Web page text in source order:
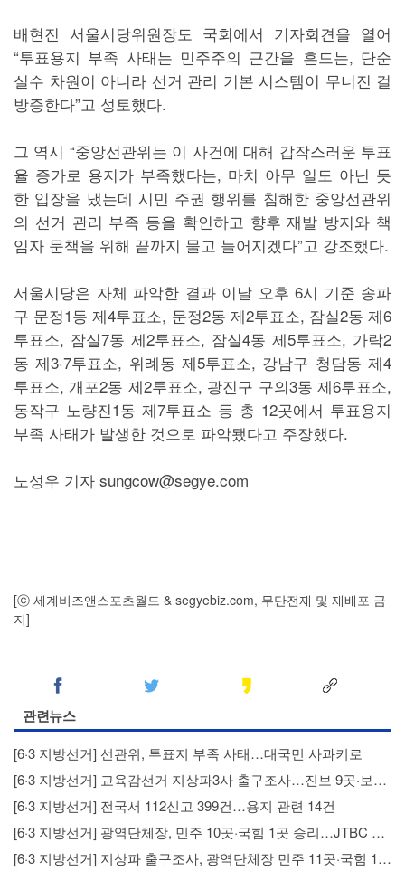
배현진 서울시당위원장도 국회에서 기자회견을 열어
“투표용지 부족 사태는 민주주의 근간을 흔드는, 단순
실수 차원이 아니라 선거 관리 기본 시스템이 무너진 걸
방증한다”고 성토했다.
그 역시 “중앙선관위는 이 사건에 대해 갑작스러운 투표
율 증가로 용지가 부족했다는, 마치 아무 일도 아닌 듯
한 입장을 냈는데 시민 주권 행위를 침해한 중앙선관위
의 선거 관리 부족 등을 확인하고 향후 재발 방지와 책
임자 문책을 위해 끝까지 물고 늘어지겠다”고 강조했다.
서울시당은 자체 파악한 결과 이날 오후 6시 기준 송파
구 문정1동 제4투표소, 문정2동 제2투표소, 잠실2동 제6
투표소, 잠실7동 제2투표소, 잠실4동 제5투표소, 가락2
동 제3·7투표소, 위례동 제5투표소, 강남구 청담동 제4
투표소, 개포2동 제2투표소, 광진구 구의3동 제6투표소,
동작구 노량진1동 제7투표소 등 총 12곳에서 투표용지
부족 사태가 발생한 것으로 파악됐다고 주장했다.
노성우 기자 sungcow@segye.com
[ⓒ 세계비즈앤스포츠월드 & segyebiz.com, 무단전재 및 재배포 금
지]
관련뉴스
[6·3 지방선거] 선관위, 투표지 부족 사태…대국민 사과키로
[6·3 지방선거] 교육감선거 지상파3사 출구조사…진보 9곳·보수 3곳 우세
[6·3 지방선거] 전국서 112신고 399건…용지 관련 14건
[6·3 지방선거] 광역단체장, 민주 10곳·국힘 1곳 승리…JTBC 예측조사
[6·3 지방선거] 지상파 출구조사, 광역단체장 민주 11곳·국힘 1곳 우세